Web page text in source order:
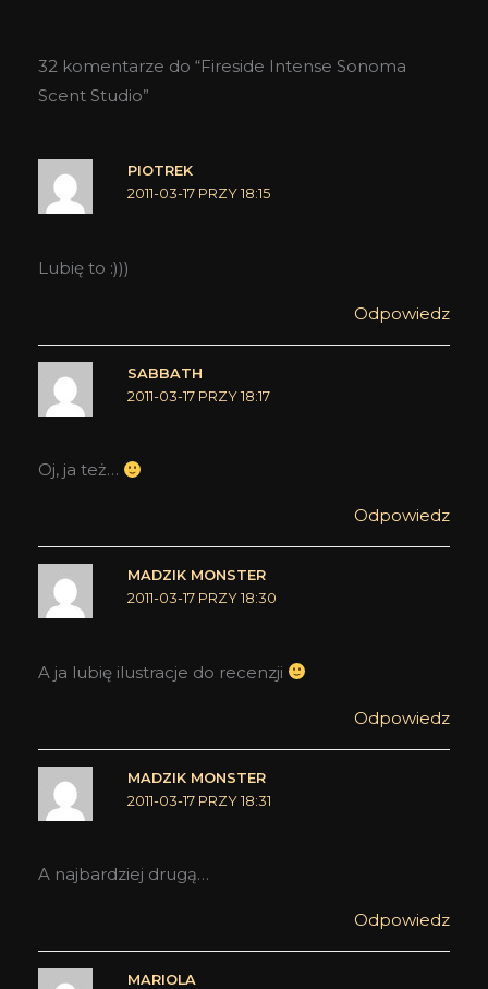
32 komentarze do “Fireside Intense Sonoma
Scent Studio”
PIOTREK
2011-03-17 PRZY 18:15
Lubię to :)))
Odpowiedz
SABBATH
2011-03-17 PRZY 18:17
Oj, ja też…
Odpowiedz
MADZIK MONSTER
2011-03-17 PRZY 18:30
A ja lubię ilustracje do recenzji
Odpowiedz
MADZIK MONSTER
2011-03-17 PRZY 18:31
A najbardziej drugą…
Odpowiedz
MARIOLA